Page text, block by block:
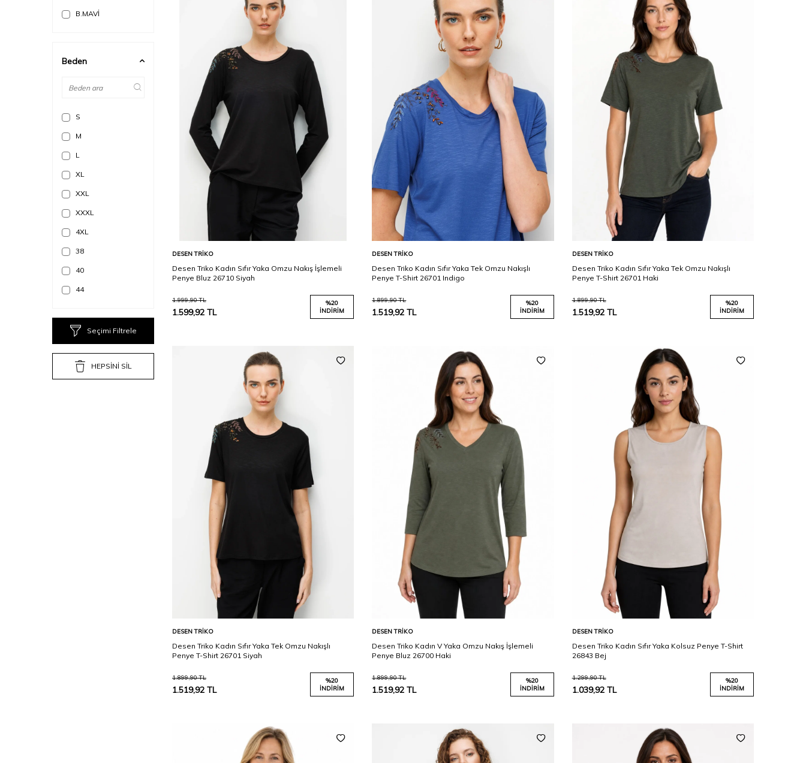
B.MAVİ
A.Ö. BAŞI
Füme
Gri
GRİ MELANJ
GÜL KURUSU
Beden
S
M
L
XL
XXL
XXXL
4XL
38
40
44
48
STD
Seçimi Filtrele
HEPSİNİ SİL
Sepete Ekle
DESEN TRIKO
Desen Triko Kadın Sıfır Yaka Omzu Nakış İşlemeli
Penye Bluz 26710 Siyah
1.999,90TL
1.599,92 TL
%20
İNDIRIM
Sepete Ekle
DESEN TRIKO
Desen Triko Kadın Sıfır Yaka Tek Omzu Nakışlı
Penye T-Shirt 26701 Indigo
1.899,90TL
1.519,92 TL
%20
İNDIRIM
Sepete Ekle
DESEN TRIKO
Desen Triko Kadın Sıfır Yaka Tek Omzu Nakışlı
Penye T-Shirt 26701 Haki
1.899,90TL
1.519,92TL
%20
İNDIRIM
Sepete Ekle
DESEN TRIKO
Desen Triko Kadın Sıfır Yaka Tek Omzu Nakışlı
Penye T-Shirt 26701 Siyah
1.899,90TL
1.519,92 TL
%20
İNDIRIM
Sepete Ekle
DESEN TRIKO
Desen Triko Kadın V Yaka Omzu Nakış İşlemeli
Penye Bluz 26700 Haki
1.899,90TL
1.519,92 TL
%20
İNDIRIM
Sepete Ekle
DESEN TRIKO
Desen Triko Kadın Sıfır Yaka Kolsuz Penye T-Shirt
26843 Bej
1.299,90TL
1.039,92TL
%20
İNDIRIM